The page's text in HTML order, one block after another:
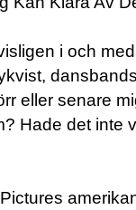
i och
eller senare
Hade det inte